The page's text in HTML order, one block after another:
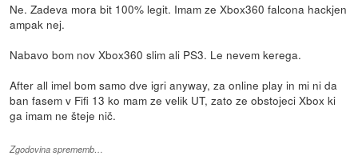
Ne. Zadeva mora bit 100% legit. Imam ze Xbox360 falcona hackjen
ampak nej.
Nabavo bom nov Xbox360 slim ali PS3. Le nevem kerega.
After all imel bom samo dve igri anyway, za online play in mi ni da
ban fasem v Fifi 13 ko mam ze velik UT, zato ze obstojeci Xbox ki
ga imam ne šteje nič.
Zgodovina sprememb…